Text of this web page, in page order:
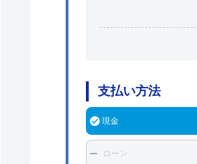
支払い方法
現金
ローン